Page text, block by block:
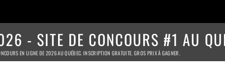
- SITE DE CONCOURS #1 AU
EN LIGNE DE 2026 AU QUÉBEC. INSCRIPTION GRATUITE. GROS PRIX À GAGNER.